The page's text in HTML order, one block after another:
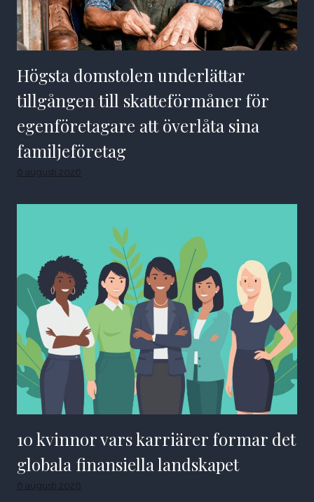
Högsta domstolen underlättar
tillgången till skatteförmåner för
egenföretagare att överlåta sina
familjeföretag
6 augusti 2026
10 kvinnor vars karriärer formar det
globala finansiella landskapet
6 augusti 2026